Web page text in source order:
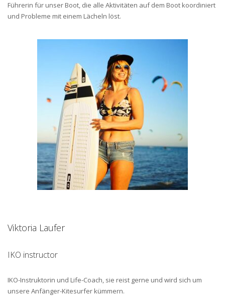
Führerin für unser Boot, die alle Aktivitäten auf dem Boot koordiniert
und Probleme mit einem Lächeln löst.
Viktoria Laufer
IKO instructor
IKO-Instruktorin und Life-Coach, sie reist gerne und wird sich um
unsere Anfänger-Kitesurfer kümmern.